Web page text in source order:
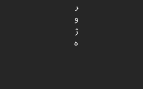
ر
و
ژ
ه